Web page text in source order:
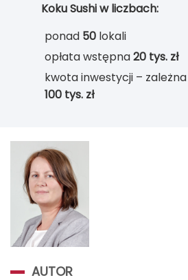
Koku Sushi w liczbach:
ponad 50 lokali
opłata wstępna20 tys. zł
kwota inwestycji –
100 tys. zł
AUTOR